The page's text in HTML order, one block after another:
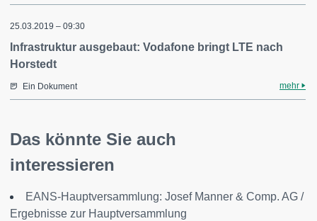
25.03.2019 – 09:30
Infrastruktur ausgebaut: Vodafone bringt LTE nach
Horstedt
Ein Dokument mehr
Das könnte Sie auch
interessieren
EANS-Hauptversammlung: Josef Manner & Comp. AG /
Ergebnisse zur Hauptversammlung